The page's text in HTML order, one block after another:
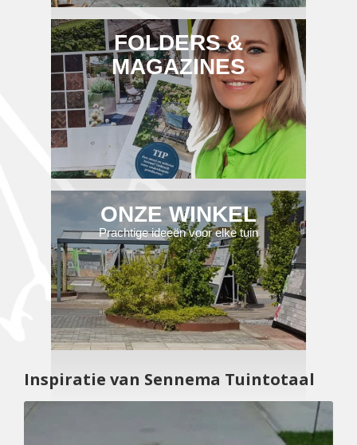
FOLDERS &
MAGAZINES
ONZE WINKEL
Prachtige ideeën voor elke tuin
Inspiratie van Sennema Tuintotaal